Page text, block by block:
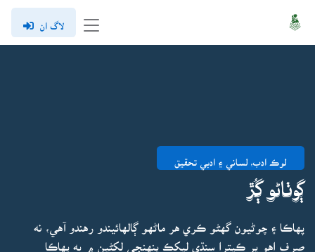
لاگ ان
لوڪ ادب، لساني ۽ ادبي تحقيق
ڳوٺاڻو ڳُڙ
پهاڪا ۽ چوڻيون گهڻو ڪري هر ماڻهو ڳالهائيندو رهندو آهي، نه
صرف اهو پر ڪيترا سنڌي ليکڪ پنهنجي لکڻين ۾ به پهاڪا